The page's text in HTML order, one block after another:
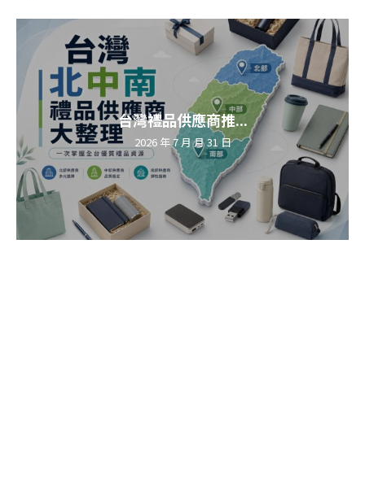
台灣禮品供應商推...
2026 年 7 月 月 31 日